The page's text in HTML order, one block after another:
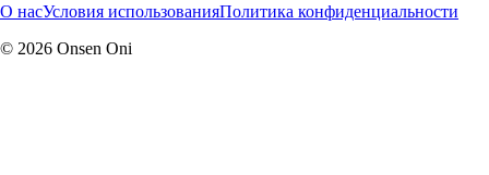
О насУсловия использованияПолитика конфиденциальности
© 2026 Onsen Oni